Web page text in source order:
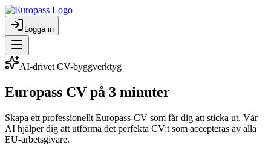
Logga in
AI-drivet CV-byggverktyg
Europass CV på 3 minuter
Skapa ett professionellt Europass-CV som får dig att sticka ut. Vår
AI hjälper dig att utforma det perfekta CV:t som accepteras av alla
EU-arbetsgivare.